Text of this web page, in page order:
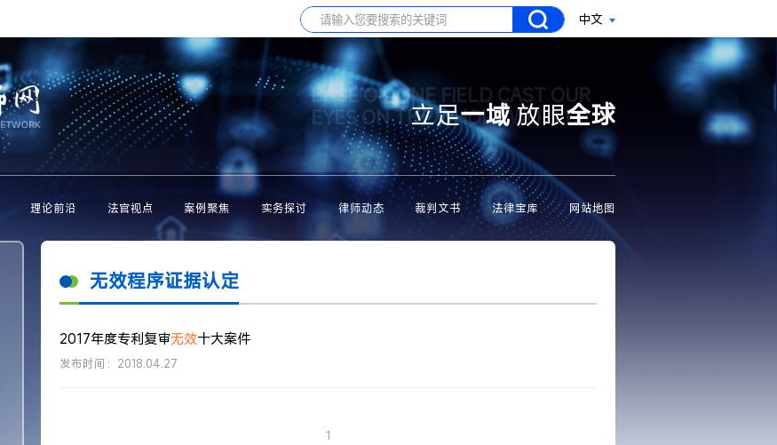
中文
BASE ON ONE FIELD CAST OUR
EYES ON THE WHOLE WORLD
立足一域放眼全球
理论前沿 法官视点 案例聚焦 实务探讨 律师动态 裁判文书 法律宝库 网站地图
无效程序证据认定
2017年度专利复审无效十大案件
发布时间：2018.04.27
1